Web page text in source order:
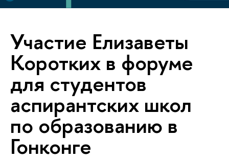
Участие Елизаветы
Коротких в форуме
для студентов
аспирантских школ
по образованию в
Гонконге